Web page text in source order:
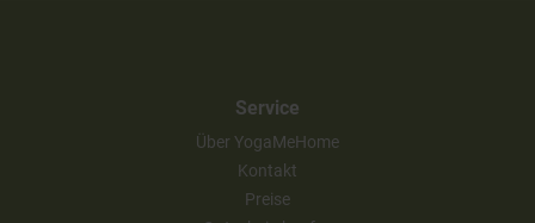
Service
Über YogaMeHome
Kontakt
Preise